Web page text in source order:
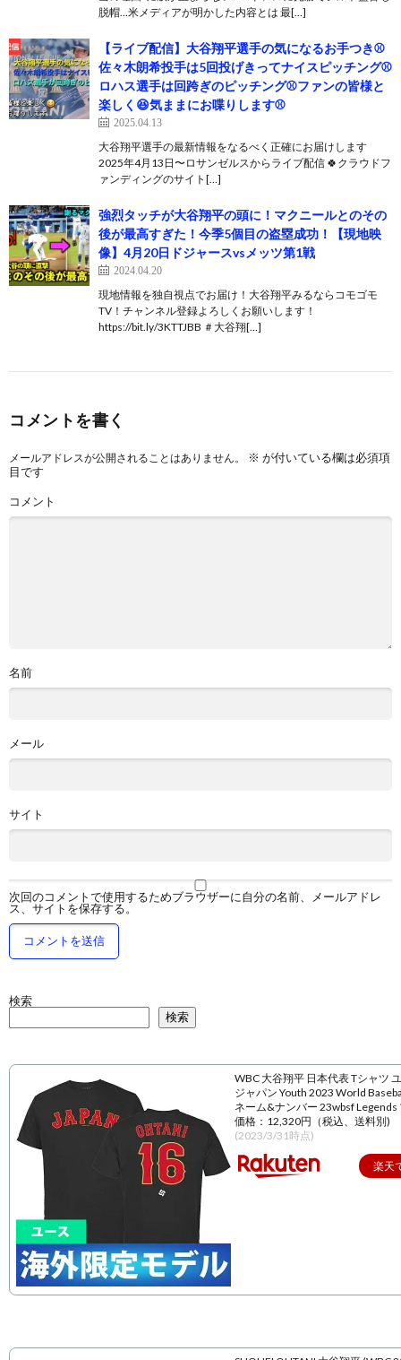
脱帽…米メディアが明かした内容とは 最[…]
【ライブ配信】大谷翔平選手の気になるお手つき⚾️
佐々木朗希投手は5回投げきってナイスピッチング⚾️
ロハス選手は回跨ぎのピッチング⚾️ファンの皆様と
楽しく😆気ままにお喋りします⚾️
2025.04.13
大谷翔平選手の最新情報をなるべく正確にお届けします
2025年4月13日〜ロサンゼルスからライブ配信 🍀クラウドフ
ァンディングのサイト[…]
強烈タッチが大谷翔平の頭に！マクニールとのその
後が最高すぎた！今季5個目の盗塁成功！【現地映
像】4月20日ドジャースvsメッツ第1戦
2024.04.20
現地情報を独自視点でお届け！大谷翔平みるならコモゴモ
TV！チャンネル登録よろしくお願いします！
https://bit.ly/3KTTJBB ＃大谷翔[…]
コメントを書く
メールアドレスが公開されることはありません。 ※ が付いている欄は必須項
目です
コメント
名前
メール
サイト
次回のコメントで使用するためブラウザーに自分の名前、メールアドレ
ス、サイトを保存する。
検索
検索
WBC 大谷翔平 日本代表 Tシャツ
ジャパン Youth 2023 World
ネーム&ナンバー 23wbsf Legends
価格：12,320円（税込、送料別)
(2023/3/31時点)
楽天